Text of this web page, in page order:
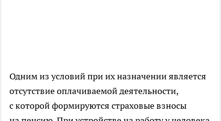
Одним из условий при их назначении является
отсутствие оплачиваемой деятельности,
с которой формируются страховые взносы